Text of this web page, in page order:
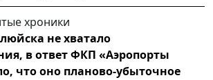
хроники
не хватало
в ответ ФКП «Аэропорты
что оно планово-убыточное